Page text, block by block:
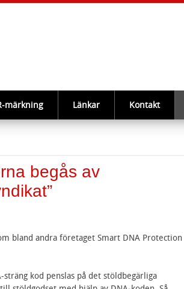
märkning Länkar Kontakt
begås av
bland andra företaget Smart DNA Protection
kod penslas på det stöldbegärliga